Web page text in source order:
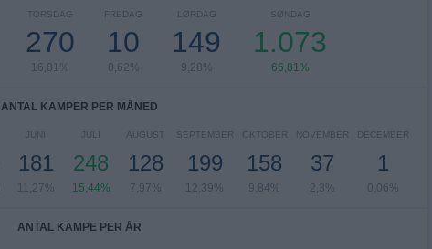
TORSDAG
270
16,81%
FREDAG
10
0,62%
LØRDAG
149
9,28%
SØNDAG
1.073
66,81%
ANTAL KAMPER PER MÅNED
JUNI
181
11,27%
JULI
248
15,44%
AUGUST
128
7,97%
SEPTEMBER
199
12,39%
OKTOBER
158
9,84%
NOVEMBER
37
2,3%
DECEMBER
1
0,06%
ANTAL KAMPE PER ÅR